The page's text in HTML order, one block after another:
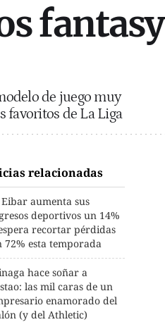
fantasy
de juego muy
favoritos de La Liga
relacionadas
aumenta sus
deportivos un 14%
recortar pérdidas
72% esta temporada
hace soñar a
las mil caras de un
enamorado del
(y del Athletic)